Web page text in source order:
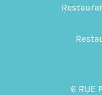
6 RUE